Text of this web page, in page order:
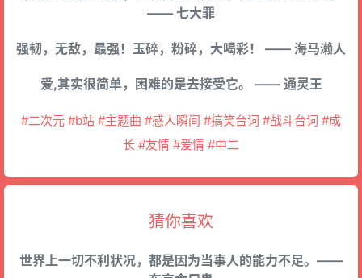
—— 七大罪
强韧，无敌，最强！玉碎，粉碎，大喝彩！ —— 海马濑人
爱,其实很简单，困难的是去接受它。 —— 通灵王
#二次元 #b站 #主题曲 #感人瞬间 #搞笑台词 #战斗台词 #成
长 #友情 #爱情 #中二
猜你喜欢
世界上一切不利状况，都是因为当事人的能力不足。——